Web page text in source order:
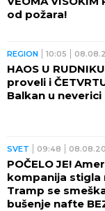
od požara!
REGION 10:05
HAOS U
proveli i
Balkan u neverici
SVET 09:48
POČELO JE!
kompanija stigla
Tramp se
bušenje nafte